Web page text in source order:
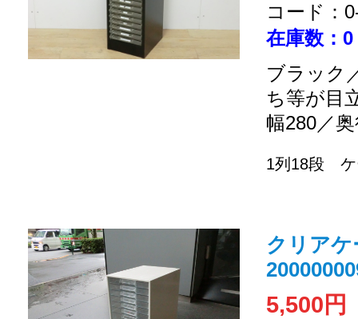
コード：
在庫数：0
ブラック
ち等が目
幅280／
1列18段 ケ
クリア
5,500円